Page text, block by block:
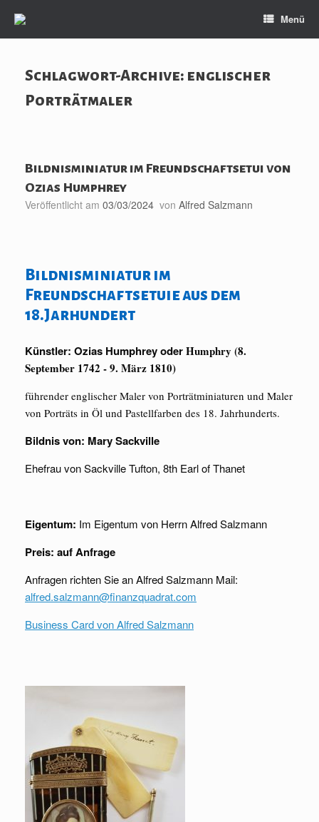
Inhalt
Menü
Schlagwort-Archive: englischer
Porträtmaler
Bildnisminiatur im Freundschaftsetui von
Ozias Humphrey
Veröffentlicht am 03/03/2024 von Alfred Salzmann
Bildnisminiatur im
Freundschaftsetuie aus dem
18.Jarhundert
Künstler: Ozias Humphrey oderHumphry (8.
September 1742 - 9. März 1810)
führender englischer Maler von Porträtminiaturen und Maler
von Porträts in Öl und Pastellfarben des 18. Jahrhunderts.
Bildnis von: Mary Sackville
Ehefrau von Sackville Tufton, 8th Earl of Thanet
Eigentum: Im Eigentum von Herrn Alfred Salzmann
Preis: auf Anfrage
Anfragen richten Sie an Alfred Salzmann Mail:
alfred.salzmann@finanzquadrat.com
Business Card von Alfred Salzmann